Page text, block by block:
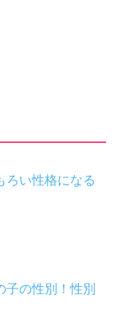
ろい性格になる
子の性別！性別